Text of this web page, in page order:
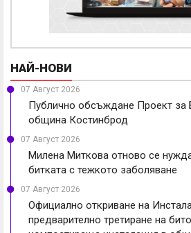
НАЙ-НОВИ
07 Август 2026
Публично обсъждане Проект за
община Костинброд
07 Август 2026
Милена Миткова отново се
битката с тежкото заболяване
07 Август 2026
Официално откриване на
предварително третиране на